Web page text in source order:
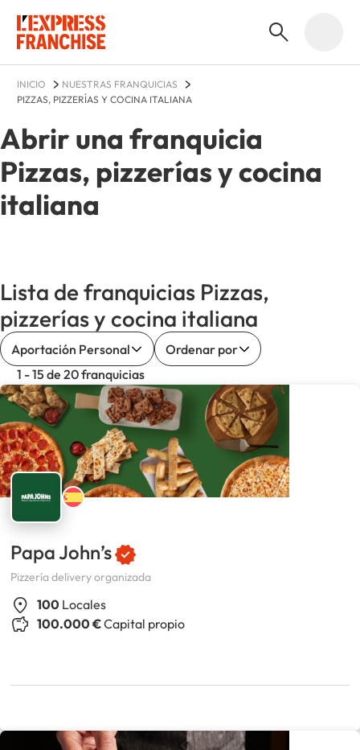
INICIO
NUESTRAS FRANQUICIAS
PIZZAS, PIZZERÍAS Y COCINA ITALIANA
Abrir una franquicia
Pizzas, pizzerías y cocina
italiana
Lista de franquicias Pizzas,
pizzerías y cocina italiana
Aportación Personal
Ordenar por
1 - 15 de 20 franquicias
Papa John’s
Pizzería delivery organizada
100 Locales
100.000 €Capital propio